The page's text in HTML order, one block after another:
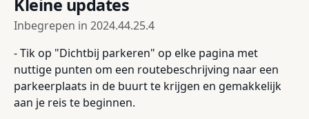
Kleine updates
Inbegrepen in 2024.44.25.4
- Tik op "Dichtbij parkeren" op elke pagina met
nuttige punten om een routebeschrijving naar een
parkeerplaats in de buurt te krijgen en gemakkelijk
aan je reis te beginnen.